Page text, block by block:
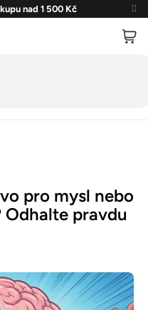
nad 1 500 Kč
pro mysl nebo
Odhalte pravdu